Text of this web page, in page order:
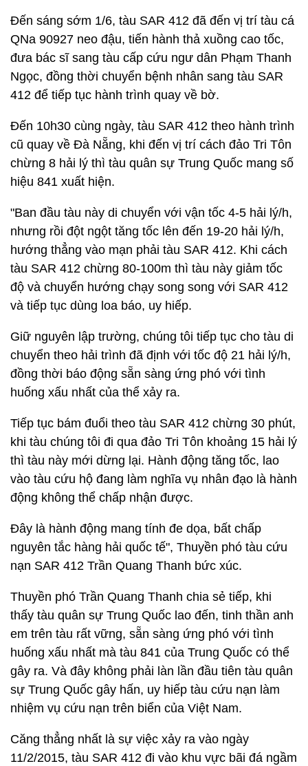
Đến sáng sớm 1/6, tàu SAR 412 đã đến vị trí tàu cá
QNa 90927 neo đậu, tiến hành thả xuồng cao tốc,
đưa bác sĩ sang tàu cấp cứu ngư dân Phạm Thanh
Ngọc, đồng thời chuyển bệnh nhân sang tàu SAR
412 để tiếp tục hành trình quay về bờ.
Đến 10h30 cùng ngày, tàu SAR 412 theo hành trình
cũ quay về Đà Nẵng, khi đến vị trí cách đảo Tri Tôn
chừng 8 hải lý thì tàu quân sự Trung Quốc mang số
hiệu 841 xuất hiện.
"Ban đầu tàu này di chuyển với vận tốc 4-5 hải lý/h,
nhưng rồi đột ngột tăng tốc lên đến 19-20 hải lý/h,
hướng thẳng vào mạn phải tàu SAR 412. Khi cách
tàu SAR 412 chừng 80-100m thì tàu này giảm tốc
độ và chuyển hướng chạy song song với SAR 412
và tiếp tục dùng loa báo, uy hiếp.
Giữ nguyên lập trường, chúng tôi tiếp tục cho tàu di
chuyển theo hải trình đã định với tốc độ 21 hải lý/h,
đồng thời báo động sẵn sàng ứng phó với tình
huống xấu nhất của thể xảy ra.
Tiếp tục bám đuổi theo tàu SAR 412 chừng 30 phút,
khi tàu chúng tôi đi qua đảo Tri Tôn khoảng 15 hải lý
thì tàu này mới dừng lại. Hành động tăng tốc, lao
vào tàu cứu hộ đang làm nghĩa vụ nhân đạo là hành
động không thể chấp nhận được.
Đây là hành động mang tính đe dọa, bất chấp
nguyên tắc hàng hải quốc tế", Thuyền phó tàu cứu
nạn SAR 412 Trần Quang Thanh bức xúc.
Thuyền phó Trần Quang Thanh chia sẻ tiếp, khi
thấy tàu quân sự Trung Quốc lao đến, tinh thần anh
em trên tàu rất vững, sẵn sàng ứng phó với tình
huống xấu nhất mà tàu 841 của Trung Quốc có thể
gây ra. Và đây không phải làn lần đầu tiên tàu quân
sự Trung Quốc gây hấn, uy hiếp tàu cứu nạn làm
nhiệm vụ cứu nạn trên biển của Việt Nam.
Căng thẳng nhất là sự việc xảy ra vào ngày
11/2/2015, tàu SAR 412 đi vào khu vực bãi đá ngầm